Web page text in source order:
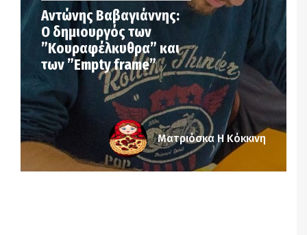
Αντώνης Βαβαγιάννης:
Ο δημιουργός των
”Κουραφέλκυθρα” και
των ”Empty frame”
Ματριόσκα Η Κόκκινη